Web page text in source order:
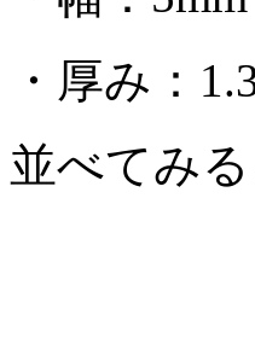
・厚み：
並べてみ